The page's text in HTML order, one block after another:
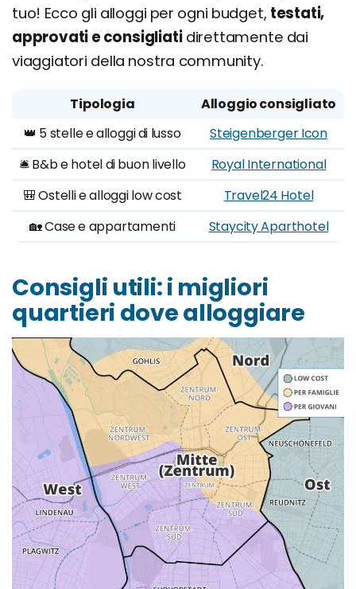
tuo! Ecco gli alloggi per ogni budget, testati,
approvati e consigliatidirettamente dai
viaggiatori della nostra community.
Tipologia
Alloggio consigliato
👑 5 stelle e alloggi di lusso
Steigenberger Icon
🛎️ B&b e hotel di buon livello
Royal International
🎒 Ostelli e alloggi low cost
Travel24 Hotel
🏡 Case e appartamenti
Staycity Aparthotel
Consigli utili: i migliori
quartieri dove alloggiare